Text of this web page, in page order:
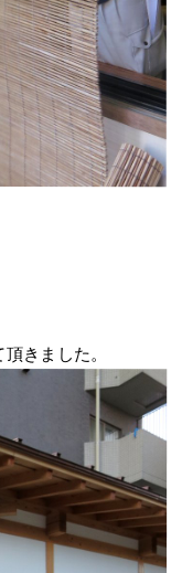
きました。